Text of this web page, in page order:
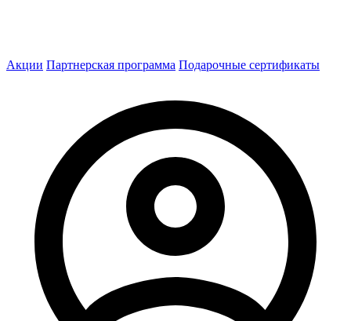
Акции Партнерская программа Подарочные сертификаты